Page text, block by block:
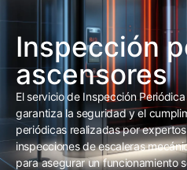
Inspección
ascensores
El servicio de Inspección
garantiza la seguridad y el
periódicas realizadas por
inspecciones de escaleras
para asegurar un funcionamiento